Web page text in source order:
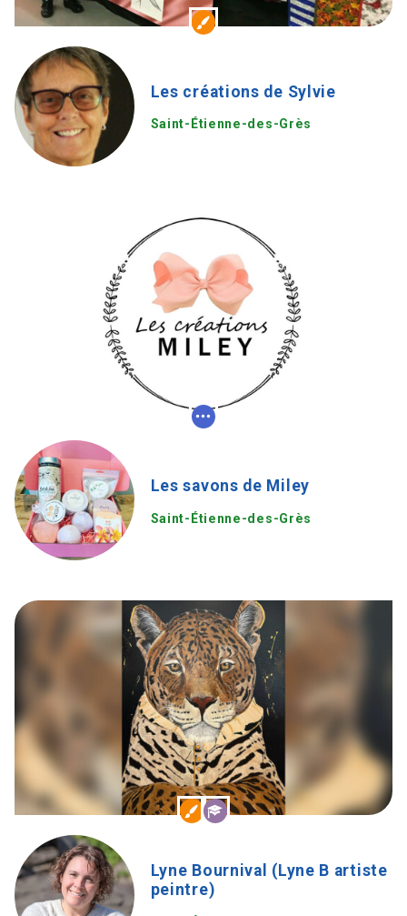
Les créations de Sylvie
Saint-Étienne-des-Grès
Les savons de Miley
Saint-Étienne-des-Grès
Lyne Bournival (Lyne B artiste
peintre)